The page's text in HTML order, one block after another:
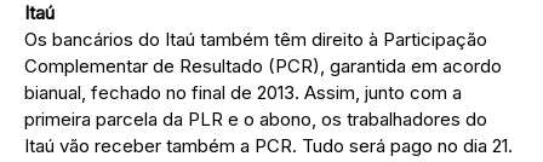
Itaú
Os bancários do Itaú também têm direito à Participação
Complementar de Resultado (PCR), garantida em acordo
bianual, fechado no final de 2013. Assim, junto com a
primeira parcela da PLR e o abono, os trabalhadores do
Itaú vão receber também a PCR. Tudo será pago no dia 21.